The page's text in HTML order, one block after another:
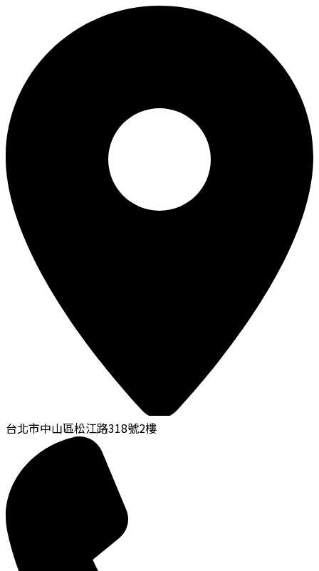
台北市中山區松江路318號2樓